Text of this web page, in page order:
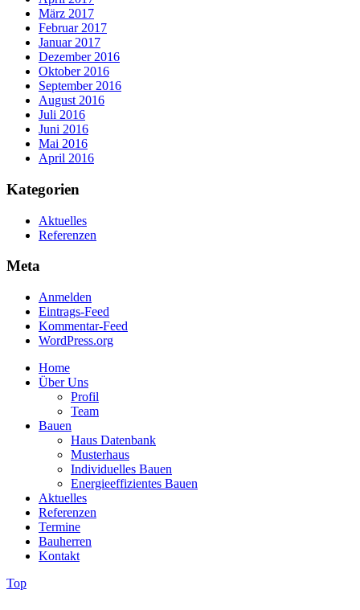
März 2017
Februar 2017
Januar 2017
Dezember 2016
Oktober 2016
September 2016
August 2016
Juli 2016
Juni 2016
Mai 2016
April 2016
Kategorien
Aktuelles
Referenzen
Meta
Anmelden
Eintrags-Feed
Kommentar-Feed
WordPress.org
Home
Über Uns
Profil
Team
Bauen
Haus Datenbank
Musterhaus
Individuelles Bauen
Energieeffizientes Bauen
Aktuelles
Referenzen
Termine
Bauherren
Kontakt
Top